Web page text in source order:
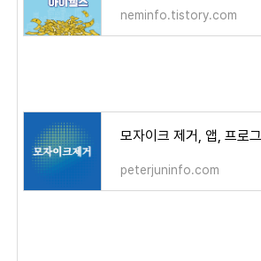
neminfo.tistory.com
peterjuninfo.com